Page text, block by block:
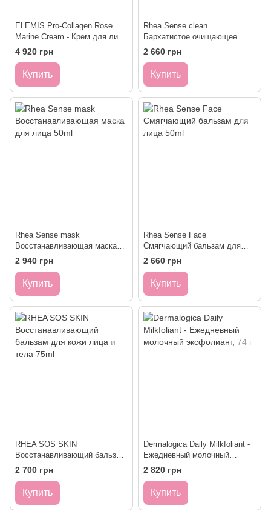
ELEMIS Pro-Collagen Rose
Marine Cream - Крем для лица
Про-Колаген Роза, 50 мл
4 920 грн
Купить
Rhea Sense clean
Бархатистое очищающее
средство для лица 150ml
2 660 грн
Купить
Rhea Sense mask
Восстанавливающая маска
для лица 50ml
2 940 грн
Купить
Rhea Sense Face
Смягчающий бальзам для
лица 50ml
2 660 грн
Купить
RHEA SOS SKIN
Восстанавливающий бальзам
для кожи лица и тела 75ml
2 700 грн
Купить
Dermalogica Daily Milkfoliant -
Ежедневный молочный
эксфолиант, 74 г
2 820 грн
Купить